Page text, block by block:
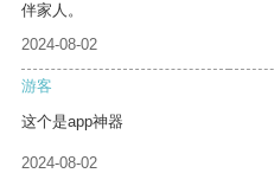
伴家人。
2024-08-02
游客
这个是app神器
2024-08-02